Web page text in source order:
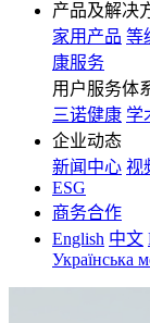
产品及解决
家用产品 等
康服务
用户服务体
三诺健康 学
企业动态
新闻中心 视
ESG
商务合作
English 中文
Українська